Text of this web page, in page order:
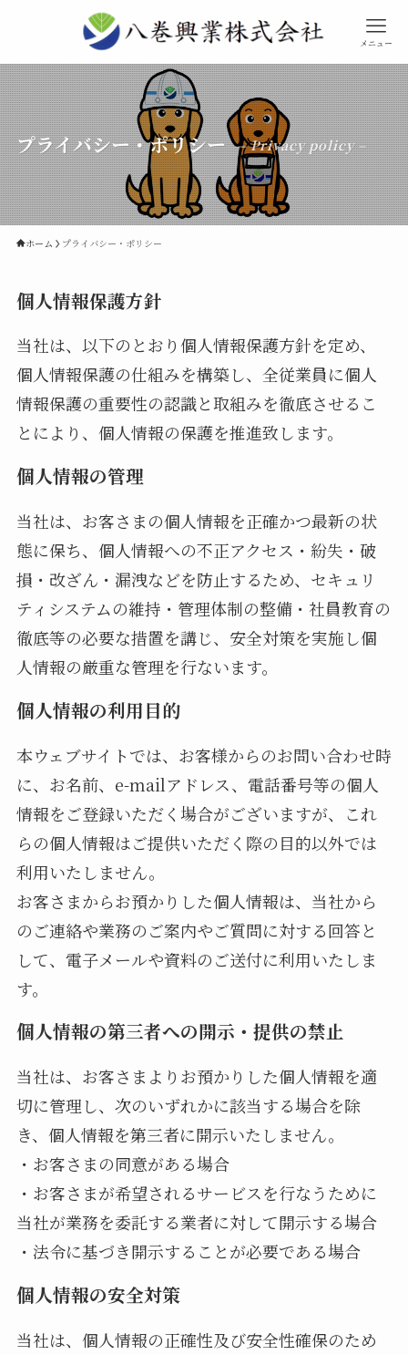
メニュー
プライバシー・ポリシー – Privacy policy –
ホーム プライバシー・ポリシー
個人情報保護方針
当社は、以下のとおり個人情報保護方針を定め、
個人情報保護の仕組みを構築し、全従業員に個人
情報保護の重要性の認識と取組みを徹底させるこ
とにより、個人情報の保護を推進致します。
個人情報の管理
当社は、お客さまの個人情報を正確かつ最新の状
態に保ち、個人情報への不正アクセス・紛失・破
損・改ざん・漏洩などを防止するため、セキュリ
ティシステムの維持・管理体制の整備・社員教育の
徹底等の必要な措置を講じ、安全対策を実施し個
人情報の厳重な管理を行ないます。
個人情報の利用目的
本ウェブサイトでは、お客様からのお問い合わせ時
に、お名前、e-mailアドレス、電話番号等の個人
情報をご登録いただく場合がございますが、これ
らの個人情報はご提供いただく際の目的以外では
利用いたしません。
お客さまからお預かりした個人情報は、当社から
のご連絡や業務のご案内やご質問に対する回答と
して、電子メールや資料のご送付に利用いたしま
す。
個人情報の第三者への開示・提供の禁止
当社は、お客さまよりお預かりした個人情報を適
切に管理し、次のいずれかに該当する場合を除
き、個人情報を第三者に開示いたしません。
・お客さまの同意がある場合
・お客さまが希望されるサービスを行なうために
当社が業務を委託する業者に対して開示する場合
・法令に基づき開示することが必要である場合
個人情報の安全対策
当社は、個人情報の正確性及び安全性確保のため